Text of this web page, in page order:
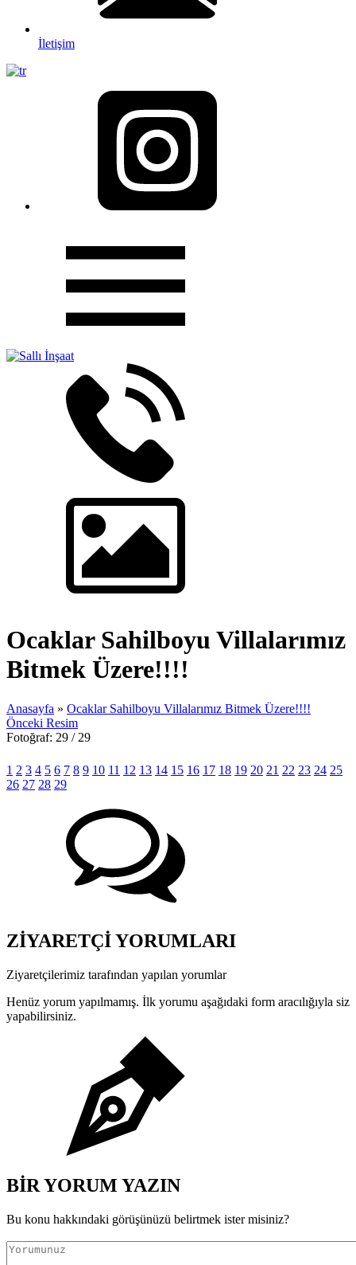
İletişim
Ocaklar Sahilboyu Villalarımız
Bitmek Üzere!!!!
Anasayfa » Ocaklar Sahilboyu Villalarımız Bitmek Üzere!!!!
Önceki Resim
Fotoğraf: 29 / 29
1 2 3 4 5 6 7 8 9 10 11 12 13 14 15 16 17 18 19 20 21 22 23 24 25
26 27 28 29
ZİYARETÇİ YORUMLARI
Ziyaretçilerimiz tarafından yapılan yorumlar
Henüz yorum yapılmamış. İlk yorumu aşağıdaki form aracılığıyla siz
yapabilirsiniz.
BİR YORUM YAZIN
Bu konu hakkındaki görüşünüzü belirtmek ister misiniz?